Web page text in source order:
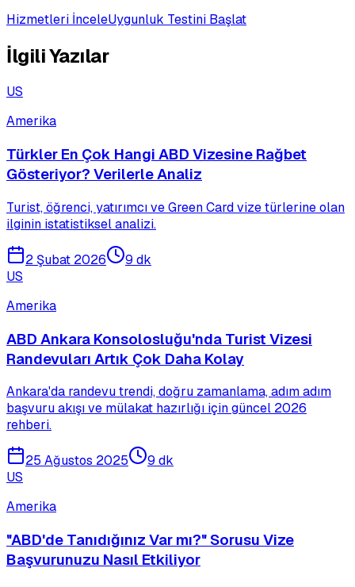
Hizmetleri İnceleUygunluk Testini Başlat
İlgili Yazılar
US
Amerika
Türkler En Çok Hangi ABD Vizesine Rağbet
Gösteriyor? Verilerle Analiz
Turist, öğrenci, yatırımcı ve Green Card vize türlerine olan
ilginin istatistiksel analizi.
2 Şubat 2026
9 dk
US
Amerika
ABD Ankara Konsolosluğu'nda Turist Vizesi
Randevuları Artık Çok Daha Kolay
Ankara'da randevu trendi, doğru zamanlama, adım adım
başvuru akışı ve mülakat hazırlığı için güncel 2026
rehberi.
25 Ağustos 2025
9 dk
US
Amerika
"ABD'de Tanıdığınız Var mı?" Sorusu Vize
Başvurunuzu Nasıl Etkiliyor